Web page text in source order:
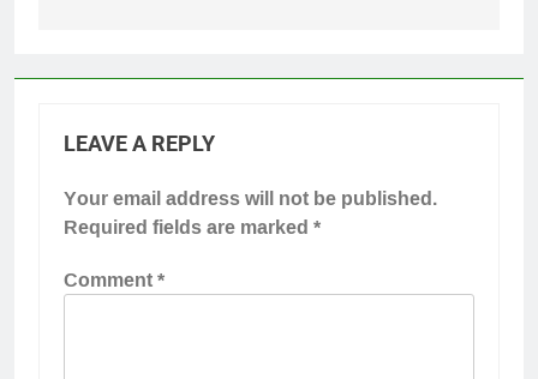
LEAVE A REPLY
Your email address will not be published.
Required fields are marked*
Comment*